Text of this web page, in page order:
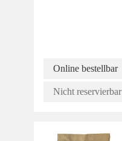
Online bestellbar
Nicht reservierbar